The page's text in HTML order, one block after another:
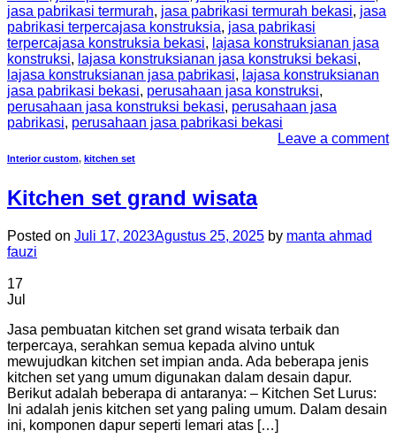
jasa pabrikasi termurah, jasa pabrikasi termurah bekasi, jasa
pabrikasi terpercajasa konstruksia, jasa pabrikasi
terpercajasa konstruksia bekasi, lajasa konstruksianan jasa
konstruksi, lajasa konstruksianan jasa konstruksi bekasi,
lajasa konstruksianan jasa pabrikasi, lajasa konstruksianan
jasa pabrikasi bekasi, perusahaan jasa konstruksi,
perusahaan jasa konstruksi bekasi, perusahaan jasa
pabrikasi, perusahaan jasa pabrikasi bekasi
Leave a comment
Interior custom, kitchen set
Kitchen set grand wisata
Posted on Juli 17, 2023Agustus 25, 2025 by manta ahmad
fauzi
17
Jul
Jasa pembuatan kitchen set grand wisata terbaik dan
terpercaya, serahkan semua kepada alvino untuk
mewujudkan kitchen set impian anda. Ada beberapa jenis
kitchen set yang umum digunakan dalam desain dapur.
Berikut adalah beberapa di antaranya: – Kitchen Set Lurus:
Ini adalah jenis kitchen set yang paling umum. Dalam desain
ini, komponen dapur seperti lemari atas […]